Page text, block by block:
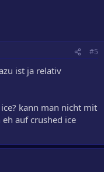
#5
ist ja relativ
kann man nicht mit
auf crushed ice